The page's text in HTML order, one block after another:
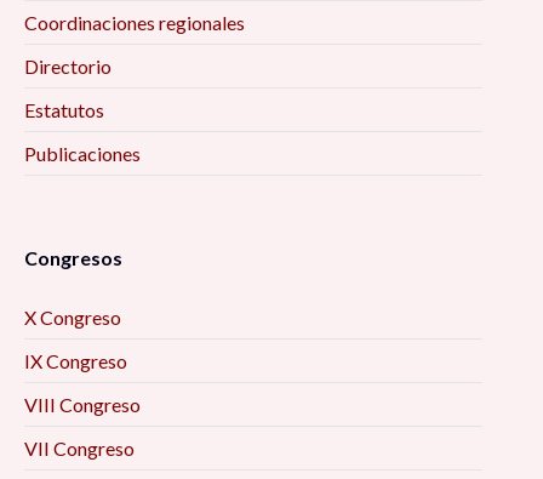
Coordinaciones regionales
Directorio
Estatutos
Publicaciones
Congresos
X Congreso
IX Congreso
VIII Congreso
VII Congreso